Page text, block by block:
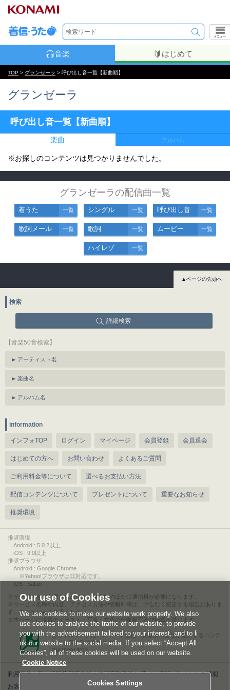
メニュー
音楽 はじめて
TOP > グランゼーラ > 呼び出し音一覧【新曲順】
グランゼーラ
呼び出し音一覧【新曲順】
楽曲 アルバム
※お探しのコンテンツは見つかりませんでした。
グランゼーラの配信曲一覧
着うた 一覧 シングル 一覧 呼び出し音 一覧
歌詞メール 一覧 歌詞 一覧 ムービー 一覧
ハイレゾ 一覧
▲ページの先頭へ
検索
詳細検索
【音楽50音検索】
アーティスト名
楽曲名
アルバム名
information
インフォTOP ログイン マイページ 会員登録 会員退会
はじめての方へ お問い合わせ よくあるご質問
ご利用料金等について 選べるお支払い方法
配信コンテンツについて プレゼントについて 重要なお知らせ
推奨環境
推奨環境
Android : 5.0.2以上
iOS : 9.0以上
推奨ブラウザ
Android : Google Chrome
※Yahoo!ブラウザは非対応です。
iOS : Safari
サービスをご利用されるには、情報料のほかに通信料が必要になります。
サービス名称や内容、アクセス方法や情報料等は、予告なく変更する場合がありま
す。あらかじめご了承ください。
本ページに掲載のイラスト・写真・文章の無断複写及び転載を禁じます。
このエルマークは、レコード会社・映像製作会社が提供するコンテ
ンツを示す登録商標です。
RIAJ00013011
利用規約|個人情報等保護方針|特定商取引法に基づく表記|ライセンス情報
お客様情報の外部送信について|Cookies Settings
Our use of Cookies
We use cookies to make our website work properly. We also
use cookies to analyze the traffic of our website, to provide
you with the advertisement tailored to your interest, and to li
nk our website to the social media. If you select “Accept All
Cookies”, all of these cookies will be used on our website.
Cookie Notice
Cookies Settings